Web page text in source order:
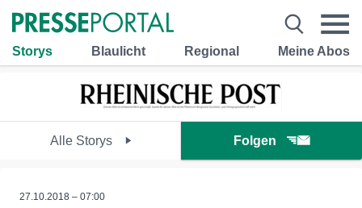
Storys Blaulicht Regional Meine Abos
Alle Storys Folgen
27.10.2018 – 07:00